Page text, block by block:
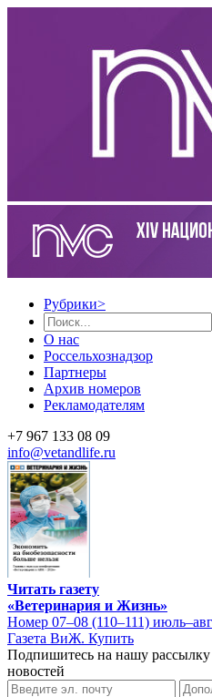
Рубрики>
О нас
Россельхознадзор
Партнеры
Архив номеров
Рекламодателям
+7 967 133 08 09
info@vetandlife.ru
Читать газету
«Ветеринария и Жизнь»
Номер 07–08 (110–111)
Газета ВиЖ. Купить
Подпишитесь на нашу рассылку
новостей